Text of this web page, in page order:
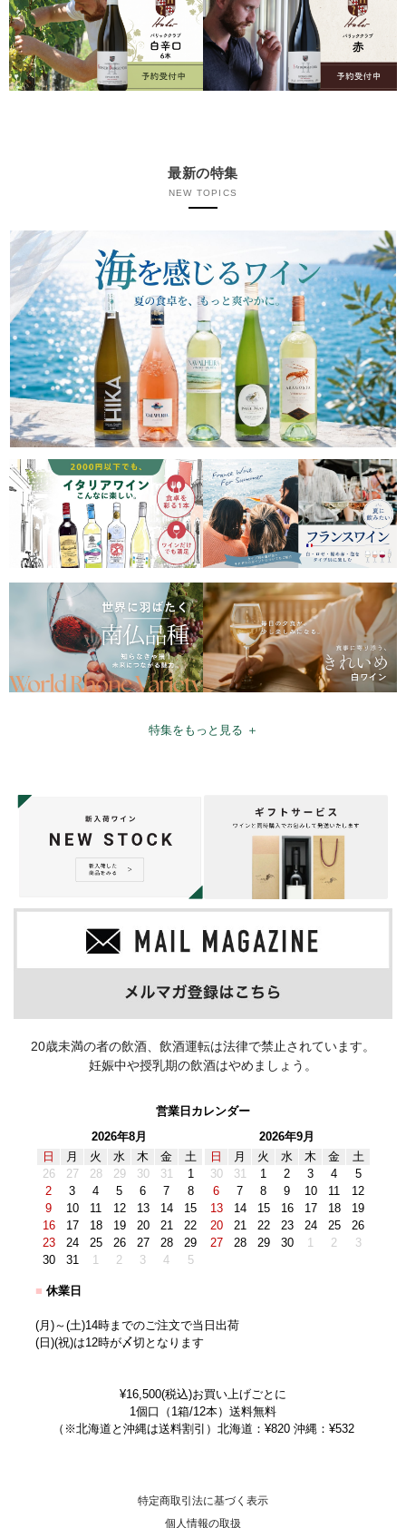
最新の特集
NEW TOPICS
特集をもっと見る ＋
20歳未満の者の飲酒、飲酒運転は法律で禁止されています。
妊娠中や授乳期の飲酒はやめましょう。
営業日カレンダー
2026年8月
日
月 火 水 木 金
土
26
27 28 29 30 31
1
2
3 4 5 6 7
8
9
10 11 12 13 14
15
16
17 18 19 20 21
22
23
24 25 26 27 28
29
30
31 1 2 3 4 5
2026年9月
日
月 火 水 木 金
土
30
31 1 2 3 4
5
6
7 8 9 10 11
12
13
14 15 16 17 18
19
20
21 22 23 24 25
26
27
28 29 30 1 2 3
■ 休業日
(月)～(土)14時までのご注文で当日出荷
(日)(祝)は12時が〆切となります
¥16,500(税込)お買い上げごとに
1個口（1箱/12本）送料無料
（※北海道と沖縄は送料割引）北海道：¥820 沖縄：¥532
特定商取引法に基づく表示
個人情報の取扱